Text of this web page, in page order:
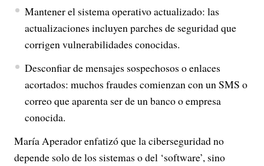
Mantener el sistema operativo actualizado: las
actualizaciones incluyen parches de seguridad que
corrigen vulnerabilidades conocidas.
Desconfiar de mensajes sospechosos o enlaces
acortados: muchos fraudes comienzan con un SMS o
correo que aparenta ser de un banco o empresa
conocida.
María Aperador enfatizó que la ciberseguridad no
depende solo de los sistemas o del ‘software’, sino